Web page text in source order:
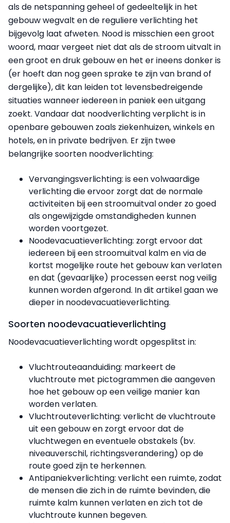
als de netspanning geheel of gedeeltelijk in het
gebouw wegvalt en de reguliere verlichting het
bijgevolg laat afweten. Nood is misschien een groot
woord, maar vergeet niet dat als de stroom uitvalt in
een groot en druk gebouw en het er ineens donker is
(er hoeft dan nog geen sprake te zijn van brand of
dergelijke), dit kan leiden tot levensbedreigende
situaties wanneer iedereen in paniek een uitgang
zoekt. Vandaar dat noodverlichting verplicht is in
openbare gebouwen zoals ziekenhuizen, winkels en
hotels, en in private bedrijven. Er zijn twee
belangrijke soorten noodverlichting:
Vervangingsverlichting: is een volwaardige
verlichting die ervoor zorgt dat de normale
activiteiten bij een stroomuitval onder zo goed
als ongewijzigde omstandigheden kunnen
worden voortgezet.
Noodevacuatieverlichting: zorgt ervoor dat
iedereen bij een stroomuitval kalm en via de
kortst mogelijke route het gebouw kan verlaten
en dat (gevaarlijke) processen eerst nog veilig
kunnen worden afgerond. In dit artikel gaan we
dieper in noodevacuatieverlichting.
Soorten noodevacuatieverlichting
Noodevacuatieverlichting wordt opgesplitst in:
Vluchtrouteaanduiding: markeert de
vluchtroute met pictogrammen die aangeven
hoe het gebouw op een veilige manier kan
worden verlaten.
Vluchtrouteverlichting: verlicht de vluchtroute
uit een gebouw en zorgt ervoor dat de
vluchtwegen en eventuele obstakels (bv.
niveauverschil, richtingsverandering) op de
route goed zijn te herkennen.
Antipaniekverlichting: verlicht een ruimte, zodat
de mensen die zich in de ruimte bevinden, die
ruimte kalm kunnen verlaten en zich tot de
vluchtroute kunnen begeven.